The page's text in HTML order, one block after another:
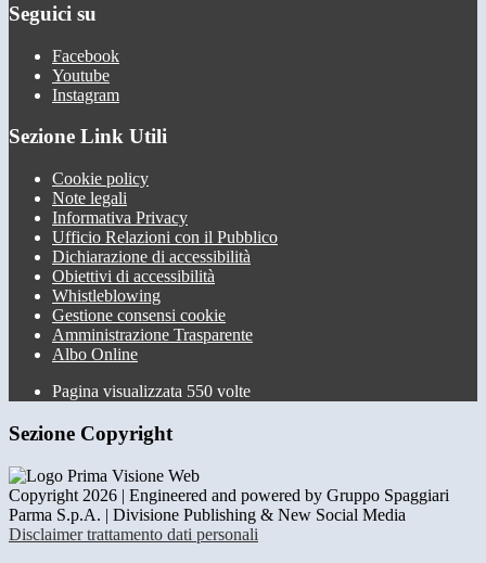
Seguici su
Facebook
Youtube
Instagram
Sezione Link Utili
Cookie policy
Note legali
Informativa Privacy
Ufficio Relazioni con il Pubblico
Dichiarazione di accessibilità
Obiettivi di accessibilità
Whistleblowing
Gestione consensi cookie
Amministrazione Trasparente
Albo Online
Pagina visualizzata 550 volte
Sezione Copyright
Copyright 2026 | Engineered and powered by Gruppo Spaggiari
Parma S.p.A. | Divisione Publishing & New Social Media
Disclaimer trattamento dati personali